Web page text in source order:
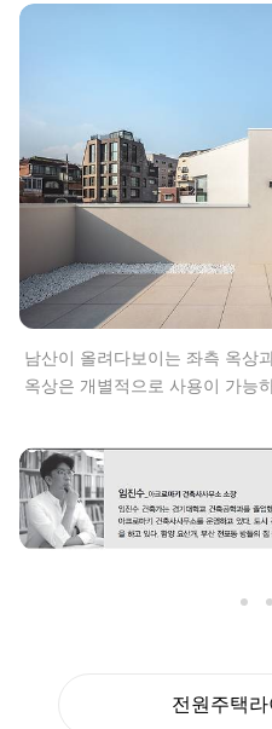
남산이 올려다보이는 좌측 옥상
옥상은 개별적으로 사용이 가능
전원주택